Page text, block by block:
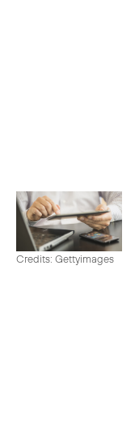
Credits: Gettyimages